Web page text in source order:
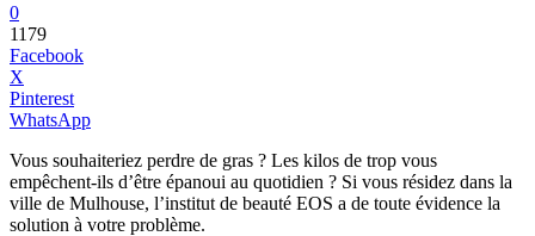
0
1179
Facebook
X
Pinterest
WhatsApp
Vous souhaiteriez perdre de gras ? Les kilos de trop vous
empêchent-ils d’être épanoui au quotidien ? Si vous résidez dans la
ville de Mulhouse, l’institut de beauté EOS a de toute évidence la
solution à votre problème.